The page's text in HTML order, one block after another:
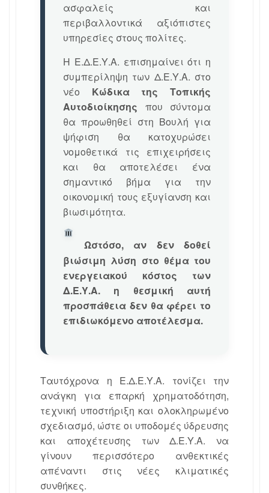
ασφαλείς και
περιβαλλοντικά αξιόπιστες
υπηρεσίες στους πολίτες.
Η Ε.Δ.Ε.Υ.Α. επισημαίνει ότι η
συμπερίληψη των Δ.Ε.Υ.Α. στο
νέο Κώδικα της Τοπικής
Αυτοδιοίκησης που σύντομα
θα προωθηθεί στη Βουλή για
ψήφιση θα κατοχυρώσει
νομοθετικά τις επιχειρήσεις
και θα αποτελέσει ένα
σημαντικό βήμα για την
οικονομική τους εξυγίανση και
βιωσιμότητα.
Ωστόσο, αν δεν δοθεί
βιώσιμη λύση στο θέμα του
ενεργειακού κόστος των
Δ.Ε.Υ.Α. η θεσμική αυτή
προσπάθεια δεν θα φέρει το
επιδιωκόμενο αποτέλεσμα.
Ταυτόχρονα η Ε.Δ.Ε.Υ.Α. τονίζει την
ανάγκη για επαρκή χρηματοδότηση,
τεχνική υποστήριξη και ολοκληρωμένο
σχεδιασμό, ώστε οι υποδομές ύδρευσης
και αποχέτευσης των Δ.Ε.Υ.Α. να
γίνουν περισσότερο ανθεκτικές
απέναντι στις νέες κλιματικές
συνθήκες.